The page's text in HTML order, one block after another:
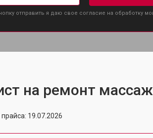
отправить я даю свое согласие на обработку
на ремонт
19.07.2026